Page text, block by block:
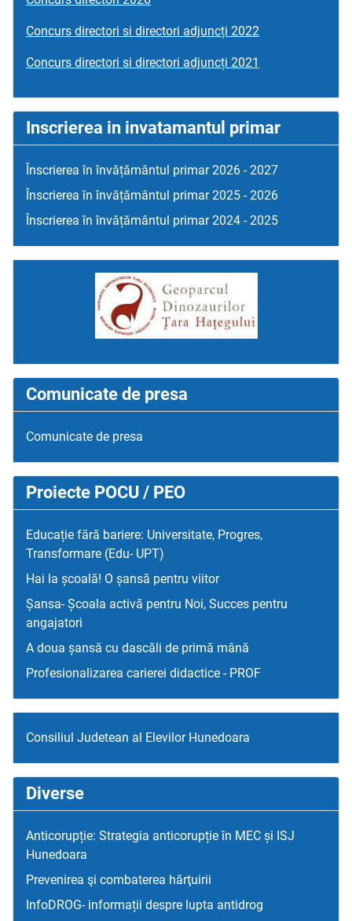
Concurs directori si directori adjuncți 2022
Concurs directori si directori adjuncți 2021
Inscrierea in invatamantul primar
Înscrierea în învățământul primar 2026 - 2027
Înscrierea în învățământul primar 2025 - 2026
Înscrierea în învățământul primar 2024 - 2025
Comunicate de presa
Comunicate de presa
Proiecte POCU / PEO
Educație fără bariere: Universitate, Progres,
Transformare (Edu- UPT)
Hai la școală! O șansă pentru viitor
Șansa- Școala activă pentru Noi, Succes pentru
angajatori
A doua șansă cu dascăli de primă mână
Profesionalizarea carierei didactice - PROF
Consiliul Judetean al Elevilor Hunedoara
Diverse
Anticorupție: Strategia anticorupție în MEC și ISJ
Hunedoara
Prevenirea şi combaterea hărţuirii
InfoDROG- informații despre lupta antidrog